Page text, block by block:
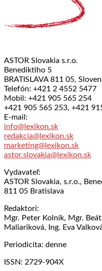
ASTOR Slovakia s.r.o.
Benediktiho 5
BRATISLAVA 811 05,
Telefón: +421 2 4552 5477
Mobil: +421 905 565 254
+421 905 565 253, +421
E-mail:
info@lexikon.sk
redakcia@lexikon.sk
marketing@lexikon.sk
astor.slovakia@lexikon.sk
Vydavateľ:
ASTOR Slovakia, s.r.o.,
811 05 Bratislava
Redaktori:
Mgr. Peter Kolník, Mgr.
Maliariková, Ing. Eva
Periodicita: denne
ISSN: 2729-904X